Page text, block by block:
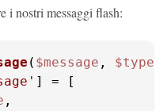
i nostri messaggi flash:
( $message , $type